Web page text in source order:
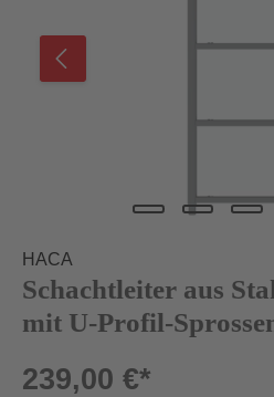
HACA
Schachtleiter aus
mit U-Profil-
239,00 €*